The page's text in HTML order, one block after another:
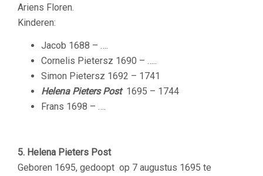
Ariens Floren.
Kinderen:
Jacob 1688 – ….
Cornelis Pietersz 1690 – …..
Simon Pietersz 1692 – 1741
Helena Pieters Post 1695 – 1744
Frans 1698 – ….
5. Helena Pieters Post
Geboren 1695, gedoopt op 7 augustus 1695 te